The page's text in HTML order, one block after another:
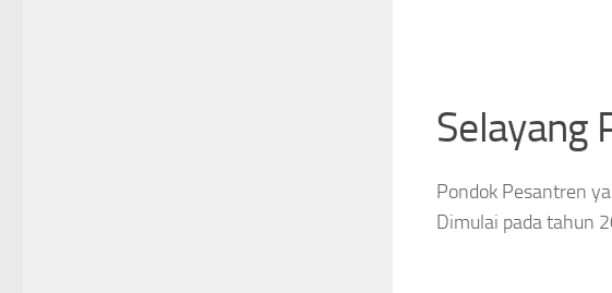
Selayang
Pondok Pesantren
Dimulai pada tahun